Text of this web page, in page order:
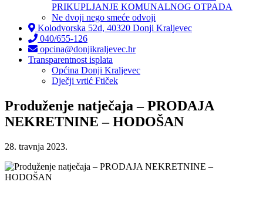
PRIKUPLJANJE KOMUNALNOG OTPADA
Ne dvoji nego smeće odvoji
Kolodvorska 52d, 40320 Donji Kraljevec
040/655-126
opcina@donjikraljevec.hr
Transparentnost isplata
Općina Donji Kraljevec
Dječji vrtić Ftiček
Produženje natječaja – PRODAJA
NEKRETNINE – HODOŠAN
28. travnja 2023.